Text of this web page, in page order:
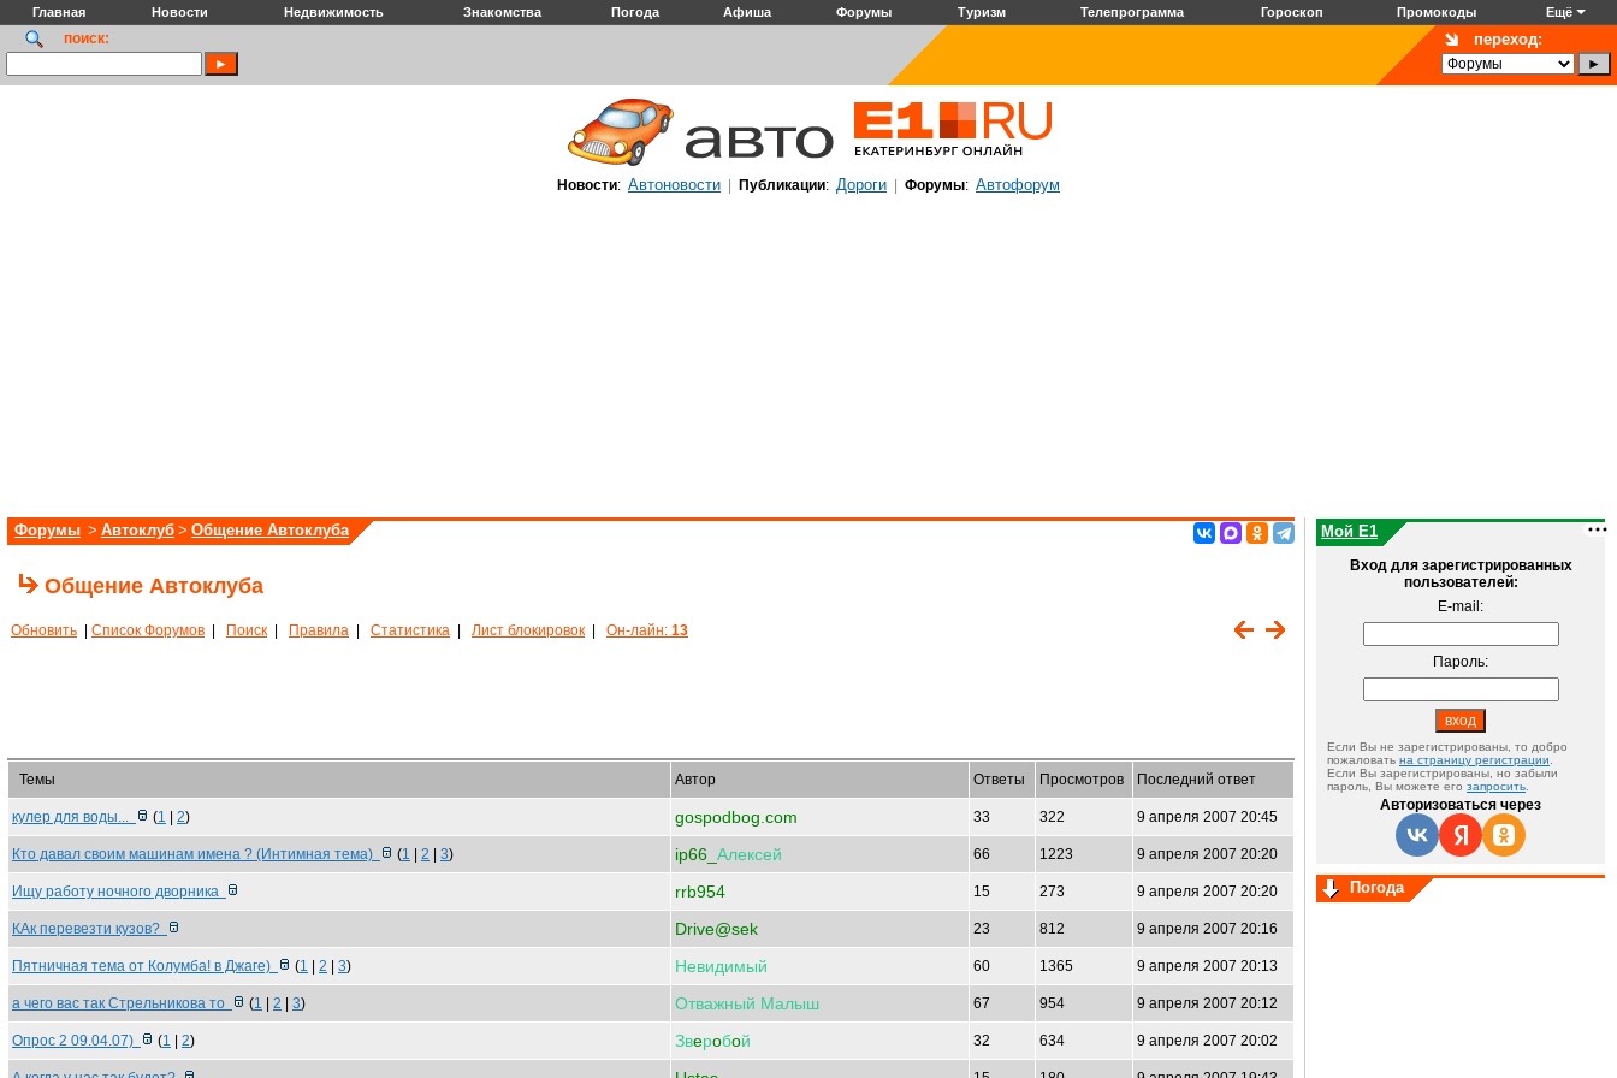
Главная Новости Недвижимость Знакомства Погода Афиша Форумы Туризм Телепрограмма Гороскоп Промокоды Ещё
поиск: переход:
Новости: Автоновости Публикации: Дороги Форумы: Автофорум
Форумы > Автоклуб > Общение Автоклуба
Общение Автоклуба
Обновить Список Форумов Поиск Правила Статистика Лист блокировок Он-лайн: 13
Темы Автор Ответы Просмотров Последний ответ
кулер для воды... (1 2) gospodbog.com 33 322 9 апреля 2007 20:45
Кто давал своим машинам имена ? (Интимная тема) (1 2 3) ip66_ Алексей 66 1223 9 апреля 2007 20:20
Ищу работу ночного дворника rrb954 15 273 9 апреля 2007 20:20
КАк перевезти кузов? Drive@sek 23 812 9 апреля 2007 20:16
Пятничная тема от Колумба! в Джаге) (1 2 3) Невидимый 60 1365 9 апреля 2007 20:13
а чего вас так Стрельникова то (1 2 3) Отважный Малыш 67 954 9 апреля 2007 20:12
Опрос 2 09.04.07) (1 2) Звeрoбoй 32 634 9 апреля 2007 20:02
Мой E1
Вход для зарегистрированных
пользователей:
E-mail:
Пароль:
Если Вы не зарегистрированы, то добро
пожаловать на страницу регистрации
Если Вы зарегистрированы, но забыли
пароль, Вы можете его запросить
Авторизоваться через
Погода